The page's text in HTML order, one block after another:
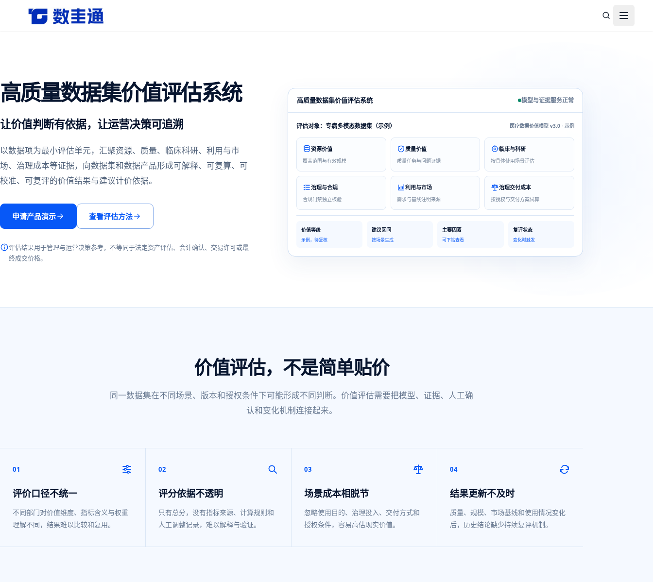
杭州数圭通科技有限公司-让数据安全流动，让数据释放价值
打开菜
高质量数据集价值评估系统
让价值判断有依据，让运营决策可追溯
以数据项为最小评估单元，汇聚资源、质量、临床科研、利用与市
场、治理成本等证据，向数据集和数据产品形成可解释、可复算、可
校准、可复评的价值结果与建议计价依据。
申请产品演示 查看评估方法
评估结果用于管理与运营决策参考，不等同于法定资产评估、会计确认、交易许可或最
终成交价格。
高质量数据集价值评估系统 模型与证据服务正常
评估对象：专病多模态数据集（示例） 医疗数据价值模型 v3.0 · 示例
资源价值
覆盖范围与有效规模
质量价值
质量任务与问题证据
临床与科研
按具体使用场景评估
治理与合规
合规门禁独立核验
利用与市场
需求与基线注明来源
治理交付成本
按授权与交付方案试算
价值等级
示例，待复核
建议区间
按场景生成
主要因素
可下钻查看
复评状态
变化时触发
价值评估，不是简单贴价
同一数据集在不同场景、版本和授权条件下可能形成不同判断。价值评估需要把模型、证据、人工确
认和变化机制连接起来。
01
评价口径不统一
不同部门对价值维度、指标含义与权重
理解不同，结果难以比较和复用。
02
评分依据不透明
只有总分，没有指标来源、计算规则和
人工调整记录，难以解释与验证。
03
场景成本相脱节
忽略使用目的、治理投入、交付方式和
授权条件，容易高估现实价值。
04
结果更新不及时
质量、规模、市场基线和使用情况变化
后，历史结论缺少持续复评机制。